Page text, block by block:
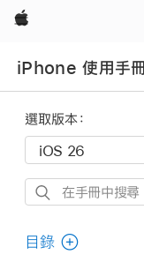
Apple
iPhone 使用手
選取版本：
在
冊
目錄